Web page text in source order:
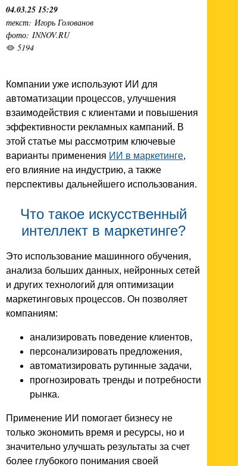
04.03.25 15:29
текст: Игорь Голованов
фото: INNOV.RU
5194
Компании уже используют ИИ для
автоматизации процессов, улучшения
взаимодействия с клиентами и повышения
эффективности рекламных кампаний. В
этой статье мы рассмотрим ключевые
варианты применения ИИ в маркетинге,
его влияние на индустрию, а также
перспективы дальнейшего использования.
Что такое искусственный
интеллект в маркетинге?
Это использование машинного обучения,
анализа больших данных, нейронных сетей
и других технологий для оптимизации
маркетинговых процессов. Он позволяет
компаниям:
анализировать поведение клиентов,
персонализировать предложения,
автоматизировать рутинные задачи,
прогнозировать тренды и потребности
рынка.
Применение ИИ помогает бизнесу не
только экономить время и ресурсы, но и
значительно улучшать результаты за счет
более глубокого понимания своей